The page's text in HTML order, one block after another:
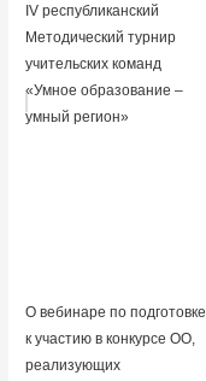
IV республиканский
Методический турнир
учительских команд
«Умное образование –
умный регион»
О вебинаре по подготовке
к участию в конкурсе ОО,
реализующих